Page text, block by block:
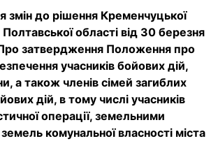
змін до рішення Кременчуцької
Полтавської області від 30 березня
затвердження Положення про
учасників бойових дій,
а також членів сімей загиблих
дій, в тому числі учасників
операції, земельними
земель комунальної власності міста